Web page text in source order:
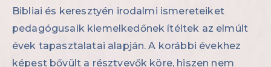
Bibliai és keresztyén irodalmi ismereteiket
pedagógusaik kiemelkedőnek ítéltek az elmúlt
évek tapasztalatai alapján. A korábbi évekhez
képest bővült a résztvevők köre, hiszen nem